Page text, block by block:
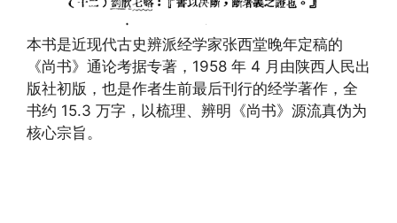
本书是近现代古史辨派经学家张西堂晚年定稿的
《尚书》通论考据专著，1958 年 4 月由陕西人民出
版社初版，也是作者生前最后刊行的经学著作，全
书约 15.3 万字，以梳理、辨明《尚书》源流真伪为
核心宗旨。